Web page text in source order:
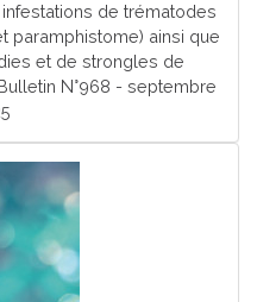
de trématodes
paramphistome) ainsi que
et de strongles de
N°968 - septembre